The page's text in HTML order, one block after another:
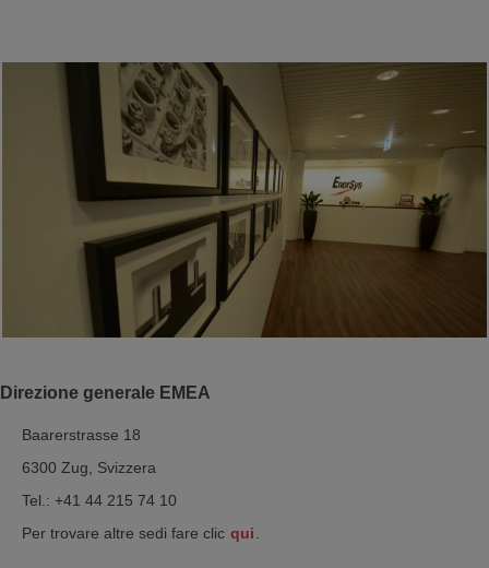
Direzione generale EMEA
Baarerstrasse 18
6300 Zug, Svizzera
Tel.: +41 44 215 74 10
Per trovare altre sedi fare clic qui